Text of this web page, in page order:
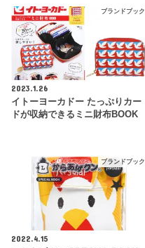
ブランドブック
2023.1.26
イトーヨーカドー たっぷりカー
ドが収納できるミニ財布BOOK
ブランドブック
2022.4.15